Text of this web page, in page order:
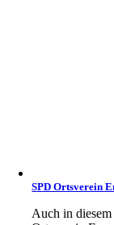
SPD Ortsverein
Auch in